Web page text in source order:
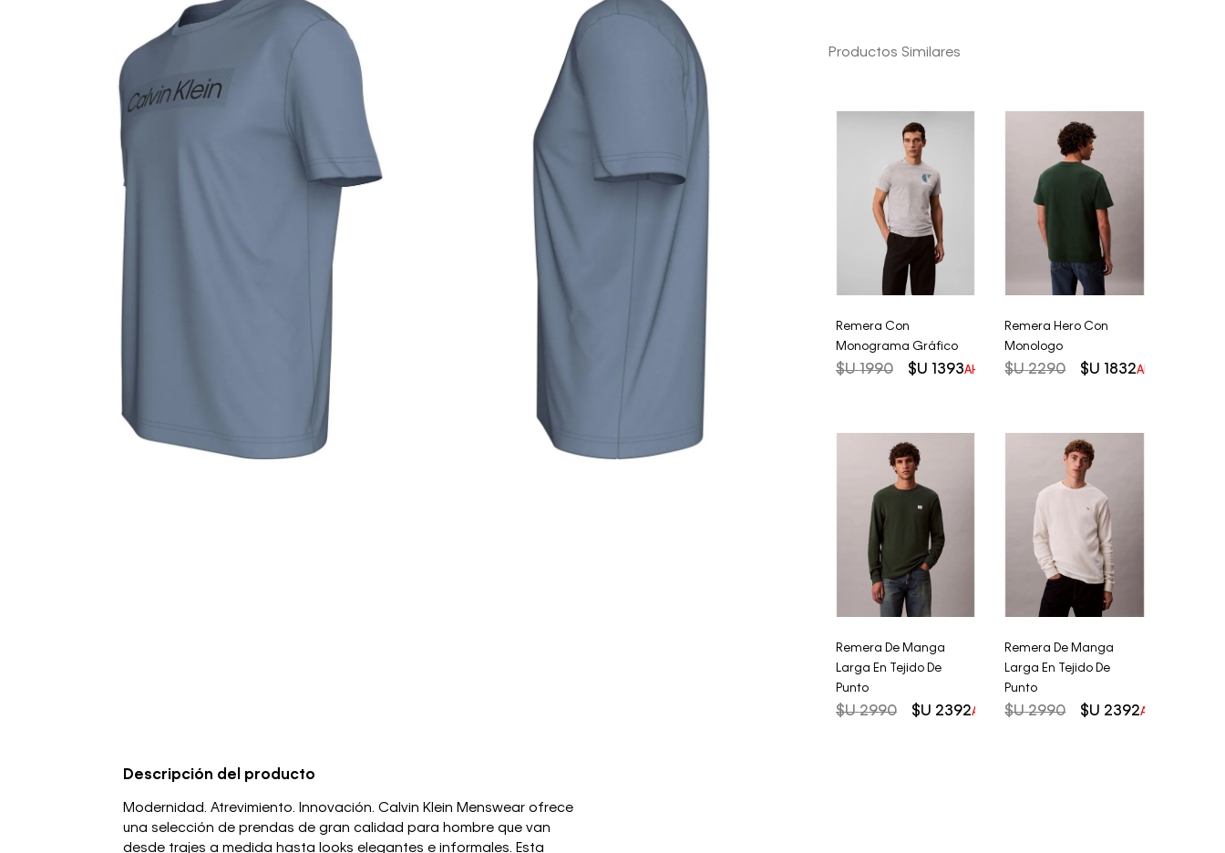
Productos Similares
Remera Con
Monograma Gráfico
$U 1990 $U 1393AHORRO DEL30%
Remera Hero Con
Monologo
$U 2290 $U 1832AHORRO DEL
Remera De Manga
Larga En Tejido De
Punto
$U 2990 $U 2392AHORRO DEL20%
Remera De Manga
Larga En Tejido De
Punto
$U 2990 $U 2392AHORRO DEL
Descripción del producto
Modernidad. Atrevimiento. Innovación. Calvin Klein Menswear ofrece
una selección de prendas de gran calidad para hombre que van
desde trajes a medida hasta looks elegantes e informales. Esta